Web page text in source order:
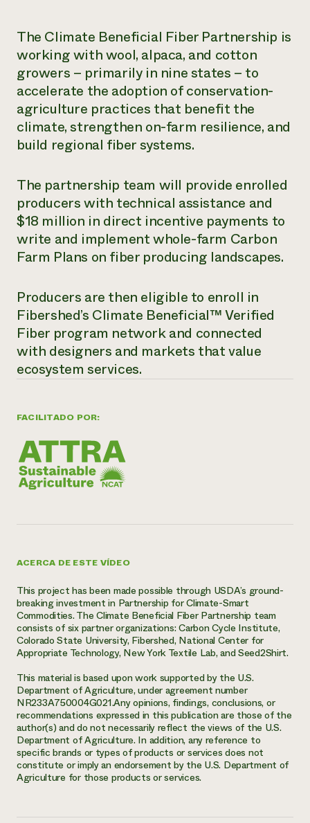
un
Llame a la
directa de
1-800-346-
FACILITADO POR:
ACERCA DE ESTE VÍDEO
This project has been made possible through USDA’s ground-
breaking investment in Partnership for Climate-Smart
Commodities. The Climate Beneficial Fiber Partnership team
consists of six partner organizations: Carbon Cycle Institute,
Colorado State University, Fibershed, National Center for
Appropriate Technology, New York Textile Lab, and Seed2Shirt.
This material is based upon work supported by the U.S.
Department of Agriculture, under agreement number
NR233A750004G021.Any opinions, findings, conclusions, or
recommendations expressed in this publication are those of the
author(s) and do not necessarily reflect the views of the U.S.
Department of Agriculture. In addition, any reference to
specific brands or types of products or services does not
constitute or imply an endorsement by the U.S. Department of
Agriculture for those products or services.
The Climate Beneficial Fiber Partnership is
working with wool, alpaca, and cotton
growers – primarily in nine states – to
accelerate the adoption of conservation-
agriculture practices that benefit the
climate, strengthen on-farm resilience, and
build regional fiber systems.
The partnership team will provide enrolled
producers with technical assistance and
$18 million in direct incentive payments to
write and implement whole-farm Carbon
Farm Plans on fiber producing landscapes.
Producers are then eligible to enroll in
Fibershed’s Climate Beneficial™ Verified
Fiber program network and connected
with designers and markets that value
ecosystem services.